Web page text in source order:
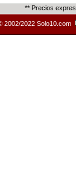
** Precios
2002/2022 Solo10.com